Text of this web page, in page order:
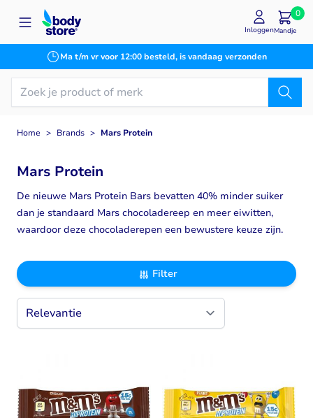
Ga naar de inhoud
Ma t/m vr voor 12:00 besteld, is vandaag verzonden
InloggenMandje
0
Home > Brands > Mars Protein
Mars Protein
De nieuwe Mars Protein Bars bevatten 40% minder suiker
dan je standaard Mars chocoladereep en meer eiwitten,
waardoor deze chocoladerepen een bewustere keuze zijn.
Filter